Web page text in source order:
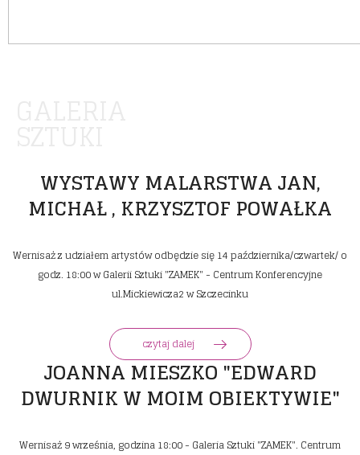
WYSTAWY MALARSTWA JAN,
MICHAŁ , KRZYSZTOF POWAŁKA
Wernisaż z udziałem artystów odbędzie się 14 października/czwartek/ o
godz. 18:00 w Galerii Sztuki "ZAMEK" - Centrum Konferencyjne
ul.Mickiewicza2 w Szczecinku
czytaj dalej
JOANNA MIESZKO "EDWARD
DWURNIK W MOIM OBIEKTYWIE"
Wernisaż 9 września, godzina 18:00 - Galeria Sztuki "ZAMEK". Centrum